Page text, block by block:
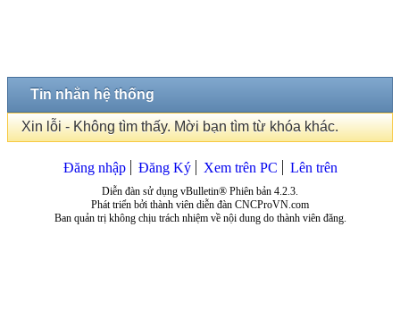
Tin nhắn hệ thống
Xin lỗi - Không tìm thấy. Mời bạn tìm từ khóa khác.
Đăng nhập Đăng Ký Xem trên PC Lên trên
Diễn đàn sử dụng vBulletin® Phiên bản 4.2.3.
Phát triển bởi thành viên diễn đàn CNCProVN.com
Ban quản trị không chịu trách nhiệm về nội dung do thành viên đăng.